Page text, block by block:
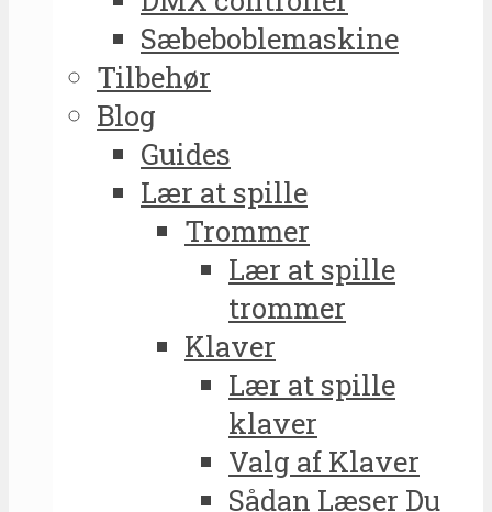
Sæbeboblemaskine
Tilbehør
Blog
Guides
Lær at spille
Trommer
Lær at spille
trommer
Klaver
Lær at spille
klaver
Valg af Klaver
Sådan Læser Du